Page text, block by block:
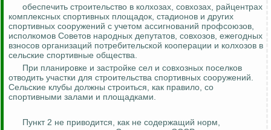
обеспечить строительство в колхозах, совхозах, райцентрах
комплексных спортивных площадок, стадионов и других
спортивных сооружений с учетом ассигнований профсоюзов,
исполкомов Советов народных депутатов, совхозов, ежегодных
взносов организаций потребительской кооперации и колхозов в
сельские спортивные общества.
При планировке и застройке сел и совхозных поселков
отводить участки для строительства спортивных сооружений.
Сельские клубы должны строиться, как правило, со
спортивными залами и площадками.
Пункт 2 не приводится, как не содержащий норм,